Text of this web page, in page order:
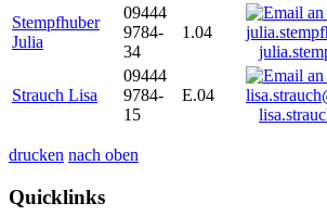
Stempfhuber
Julia
09444
9784-
34
1.04
Strauch Lisa
09444
9784-
15
E.04
drucken nach oben
Quicklinks